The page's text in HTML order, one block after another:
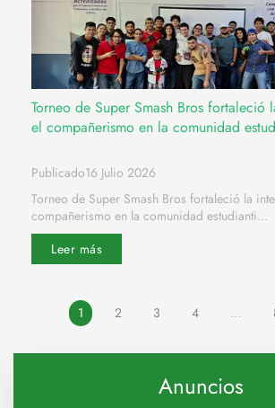
Torneo de Super Smash Bros fortaleció
el compañerismo en la comunidad
Publicado16 Julio 2026
Torneo de Super Smash Bros fortaleció la
compañerismo en la comunidad estudianti...
Leer más
1 2 3 4 …
Anuncios